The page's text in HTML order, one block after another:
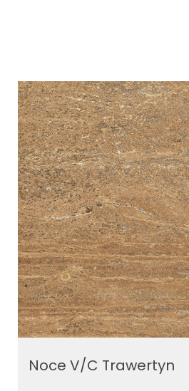
Noce V/C Trawertyn